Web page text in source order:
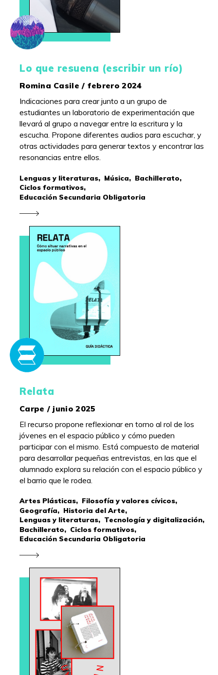
Lo que resuena (escribir un río)
Romina Casile / febrero 2024
Indicaciones para crear junto a un grupo de
estudiantes un laboratorio de experimentación que
llevará al grupo a navegar entre la escritura y la
escucha. Propone diferentes audios para escuchar, y
otras actividades para generar textos y encontrar las
resonancias entre ellos.
Lenguas y literaturas, Música, Bachillerato,
Ciclos formativos,
Educación Secundaria Obligatoria
Relata
Carpe / junio 2025
El recurso propone reflexionar en torno al rol de los
jóvenes en el espacio público y cómo pueden
participar con el mismo. Está compuesto de material
para desarrollar pequeñas entrevistas, en las que el
alumnado explora su relación con el espacio público y
el barrio que le rodea.
Artes Plásticas, Filosofía y valores cívicos,
Geografía, Historia del Arte,
Lenguas y literaturas, Tecnología y digitalización,
Bachillerato, Ciclos formativos,
Educación Secundaria Obligatoria